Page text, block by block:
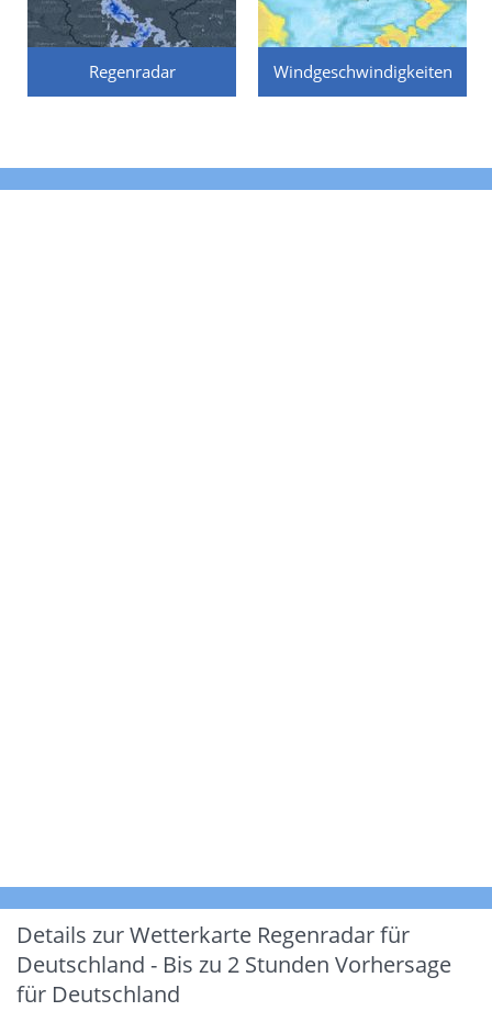
Regenradar Windgeschwindigkeiten
Details zur Wetterkarte Regenradar für
Deutschland - Bis zu 2 Stunden Vorhersage
für Deutschland